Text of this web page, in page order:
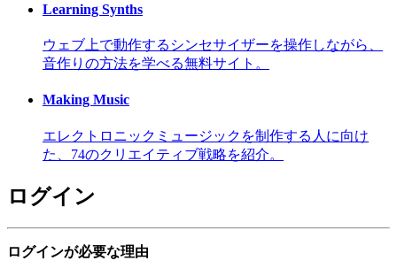
Learning Synths
ウェブ上で動作するシンセサイザーを操作しながら、
音作りの方法を学べる無料サイト。
Making Music
エレクトロニックミュージックを制作する人に向け
た、74のクリエイティブ戦略を紹介。
ログイン
ログインが必要な理由